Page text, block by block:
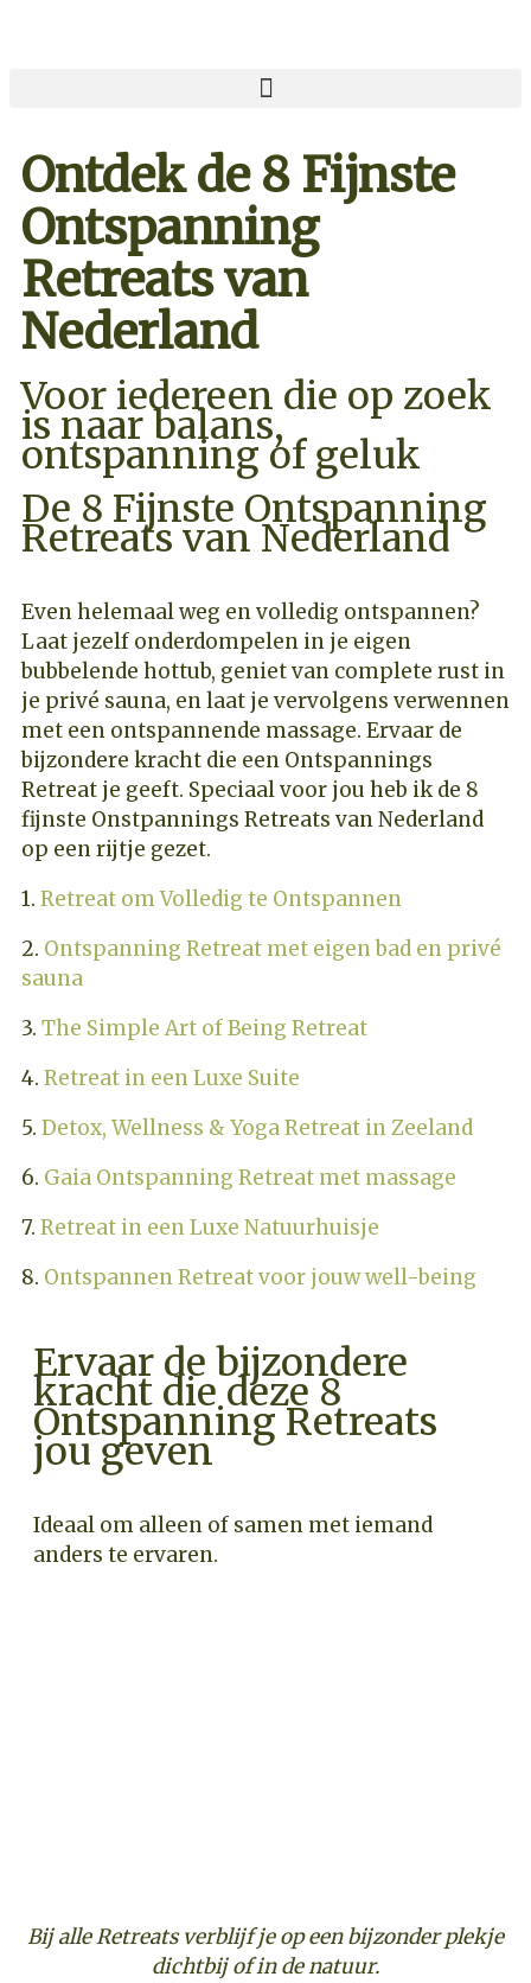
Ontdek de 8 Fijnste
Ontspanning
Retreats van
Nederland
Voor iedereen die op zoek
is naar balans,
ontspanning of geluk
De 8 Fijnste Ontspanning
Retreats van Nederland
Even helemaal weg en volledig ontspannen?
Laat jezelf onderdompelen in je eigen
bubbelende hottub, geniet van complete rust in
je privé sauna, en laat je vervolgens verwennen
met een ontspannende massage. Ervaar de
bijzondere kracht die een Ontspannings
Retreat je geeft. Speciaal voor jou heb ik de 8
fijnste Onstpannings Retreats van Nederland
op een rijtje gezet.
1. Retreat om Volledig te Ontspannen
2. Ontspanning Retreat met eigen bad en privé
sauna
3. The Simple Art of Being Retreat
4. Retreat in een Luxe Suite
5. Detox, Wellness & Yoga Retreat in Zeeland
6. Gaia Ontspanning Retreat met massage
7. Retreat in een Luxe Natuurhuisje
8. Ontspannen Retreat voor jouw well-being
Ervaar de bijzondere
kracht die deze 8
Ontspanning Retreats
jou geven
Ideaal om alleen of samen met iemand
anders te ervaren.
Bij alle Retreats verblijf je op een bijzonder plekje
dichtbij of in de natuur.